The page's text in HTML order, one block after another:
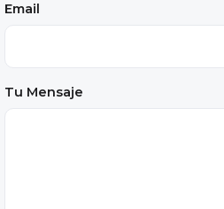
Email
Tu Mensaje